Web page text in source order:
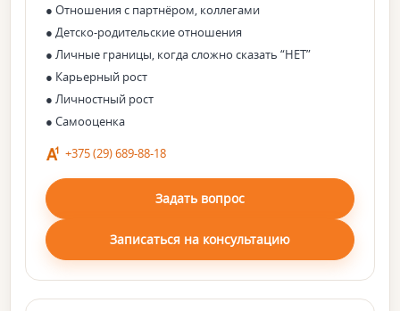
● Отношения с партнёром, коллегами
● Детско-родительские отношения
● Личные границы, когда сложно сказать “НЕТ”
● Карьерный рост
● Личностный рост
● Самооценка
+375 (29) 689-88-18
Задать вопрос
Записаться на консультацию